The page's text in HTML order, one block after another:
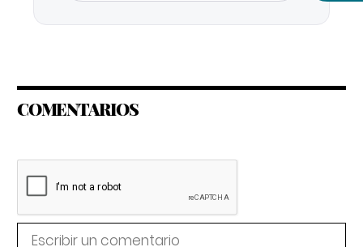
COMENTARIOS